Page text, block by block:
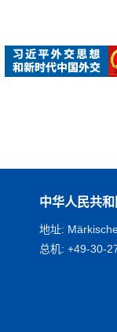
中华人民共
地址:
总机: +49-30-